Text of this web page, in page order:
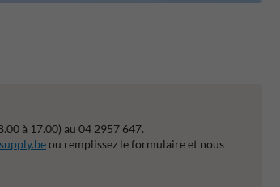
à 17.00) au 04 2957 647.
ou remplissez le formulaire et nous